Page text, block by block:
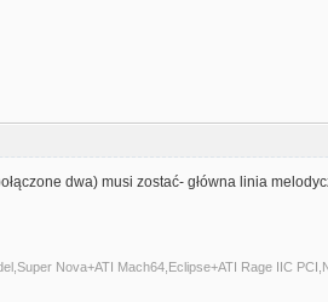
dwa) musi zostać- główna linia
Nova+ATI Mach64,Eclipse+ATI Rage IIC